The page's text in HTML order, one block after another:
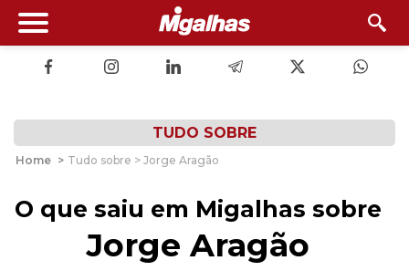
TUDO SOBRE
Home > Tudo sobre > Jorge Aragão
O que saiu em Migalhas sobre
Jorge Aragão